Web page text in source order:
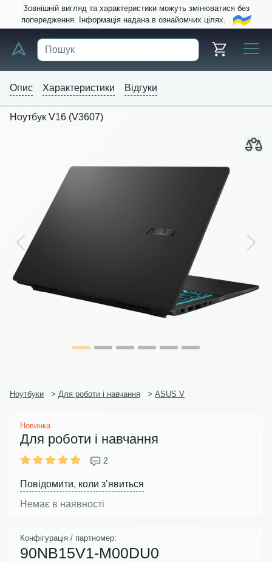
Зовнішній вигляд та характеристики можуть змінюватися без
попередження. Інформація надана в ознайомчих цілях.
Опис Характеристики Відгуки
Ноутбук V16 (V3607)
Previous Next
Ноутбуки > Для роботи і навчання > ASUS V
Новинка
Для роботи і навчання
2
Повідомити, коли з’явиться
Немає в наявності
Конфігурація / партномер:
90NB15V1-M00DU0